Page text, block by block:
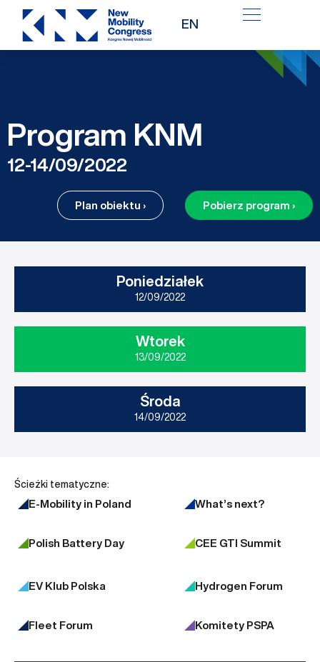
Przejdź
treści
EN
Program KNM
12-14/09/2022
Plan obiektu › Pobierz program ›
Poniedziałek
12/09/2022
Wtorek
13/09/2022
Środa
14/09/2022
Ścieżki tematyczne:
E-Mobility in Poland What’s next?
Polish Battery Day CEE GTI Summit
EV Klub Polska Hydrogen Forum
Fleet Forum Komitety PSPA